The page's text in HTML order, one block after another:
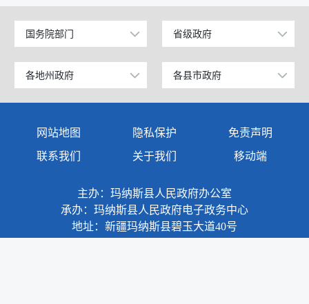
国务院部门
公安部
工业和信息化部
科学技术部
教育部
国家发展和改革委员会
省级政府
北京
上海
广东
天津
江苏
山东
浙江
各地州政府
乌鲁木齐市
博尔塔拉蒙古自治州
克拉玛依市
各县市政府
昌吉市
吉木萨尔县
奇台县
网站地图 隐私保护
免责声明
联系我们
关于我们 移动端
主办：玛纳斯县人民政府办公室
承办：玛纳斯县人民政府电子政务中心
地址：新疆玛纳斯县碧玉大道40号